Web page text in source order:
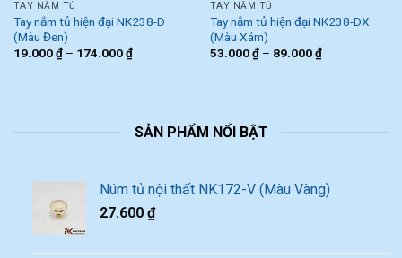
TAY NẮM TỦ
Tay nắm tủ hiện đại NK238-D
(Màu Đen)
19.000₫– 174.000₫
TAY NẮM TỦ
Tay nắm tủ hiện đại NK238-DX
(Màu Xám)
53.000₫– 89.000₫
SẢN PHẨM NỔI BẬT
Núm tủ nội thất NK172-V (Màu Vàng)
27.600 ₫